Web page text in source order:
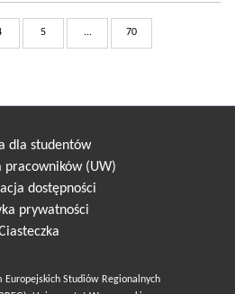
5 ... 70
dla studentów
pracowników (UW)
dostępności
prywatności
Studiów Regionalnych